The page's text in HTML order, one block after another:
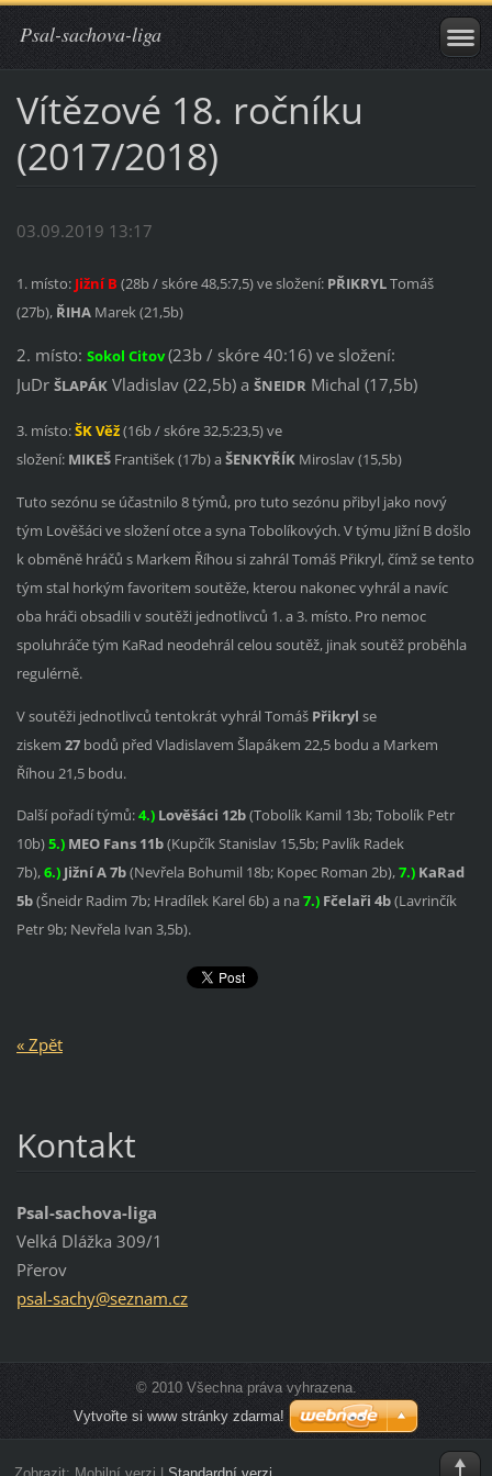
Psal-sachova-liga
Vítězové 18. ročníku
(2017/2018)
03.09.2019 13:17
1. místo: Jižní B (28b / skóre 48,5:7,5) ve složení: PŘIKRYLTomáš
(27b), ŘIHAMarek (21,5b)
2. místo: Sokol Citov(23b / skóre 40:16) ve složení:
JuDr ŠLAPÁKVladislav (22,5b) a ŠNEIDR Michal (17,5b)
3. místo:ŠK Věž(16b / skóre 32,5:23,5) ve
složení: MIKEŠ František (17b) a ŠENKYŘÍK Miroslav (15,5b)
Tuto sezónu se účastnilo 8 týmů, pro tuto sezónu přibyl jako nový
tým Lověšáci ve složení otce a syna Tobolíkových. V týmu Jižní B došlo
k obměně hráčů s Markem Říhou si zahrál Tomáš Přikryl, čímž se tento
tým stal horkým favoritem soutěže, kterou nakonec vyhrál a navíc
oba hráči obsadili v soutěži jednotlivců 1. a 3. místo. Pro nemoc
spoluhráče tým KaRad neodehrál celou soutěž, jinak soutěž proběhla
regulérně.
V soutěži jednotlivců tentokrát vyhrál Tomáš Přikryl se
ziskem 27bodů před Vladislavem Šlapákem 22,5 bodu a Markem
Říhou 21,5 bodu.
Další pořadí týmů:4.) Lověšáci 12b(Tobolík Kamil 13b; Tobolík Petr
10b)5.) MEO Fans 11b(Kupčík Stanislav 15,5b; Pavlík Radek
7b),6.) Jižní A 7b(Nevřela Bohumil 18b; Kopec Roman 2b),7.) KaRad
5b(Šneidr Radim 7b; Hradílek Karel 6b) a na 7.) Fčelaři 4b(Lavrinčík
Petr 9b; Nevřela Ivan 3,5b).
« Zpět
Kontakt
Psal-sachova-liga
Velká Dlážka 309/1
Přerov
psal-sachy@seznam.cz
© 2010 Všechna práva vyhrazena.
Vytvořte si www stránky zdarma!